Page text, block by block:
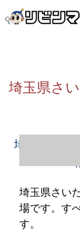
埼玉県さ
埼玉県さい
埼玉県さい
場です。す
す。